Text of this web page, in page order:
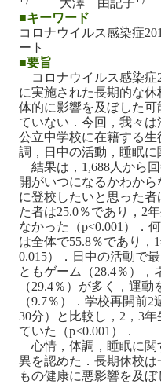
大澤 由記子
■キーワード
コロナウイルス感染症
ート
■要旨
コロナウイルス感染症
に実施された長期的な
体的に影響を及ぼした
ていない．今回，我々
公立中学校に在籍する
調，日中の活動，睡眠
結果は，1,688人から
開がいつになるかわか
に登校したいと思った
た者は25.0％であり，2
なかった（p<0.001）．
は全体で55.8％であり，
0.015）．日中の活動で
ともゲーム（28.4％）
（29.4％）が多く，運
（9.7％）．学校再開前
30分）と比較し，2，3
ていた（p<0.001）．
心情，体調，睡眠に関
異を認めた．長期休校
もの健康に悪影響を及